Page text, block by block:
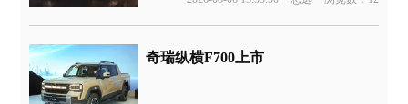
奇瑞纵横F700上市